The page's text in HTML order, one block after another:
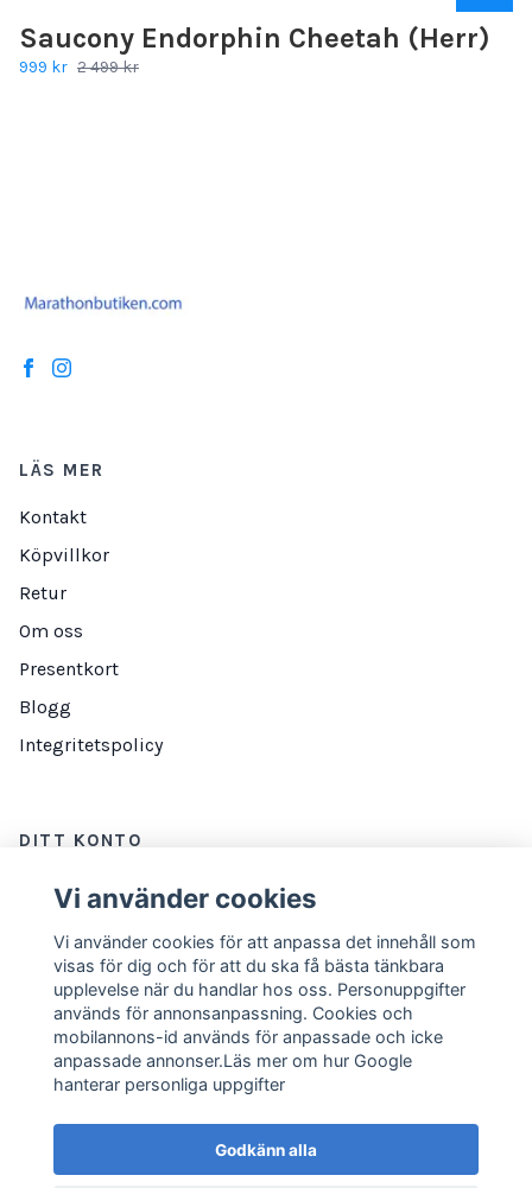
Saucony Endorphin Cheetah (Herr)
999 kr 2 499 kr
LÄS MER
Kontakt
Köpvillkor
Retur
Om oss
Presentkort
Blogg
Integritetspolicy
DITT KONTO
Logga in
NYHETSBREV
E-postadress
Prenumerera
Vi använder cookies
Vi använder cookies för att anpassa det innehåll som
visas för dig och för att du ska få bästa tänkbara
upplevelse när du handlar hos oss. Personuppgifter
används för annonsanpassning. Cookies och
mobilannons-id används för anpassade och icke
anpassade annonser.Läs mer om hur Google
hanterar personliga uppgifter
Godkänn alla